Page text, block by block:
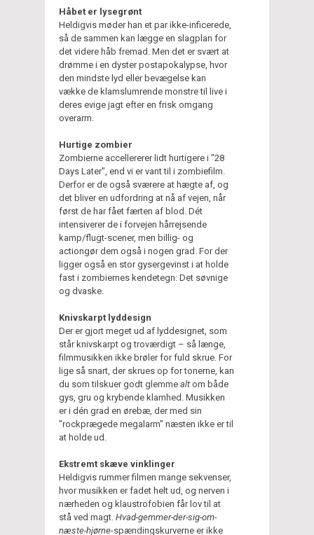
Håbet er lysegrønt
Heldigvis møder han et par ikke-inficerede,
så de sammen kan lægge en slagplan for
det videre håb fremad. Men det er svært at
drømme i en dyster postapokalypse, hvor
den mindste lyd eller bevægelse kan
vække de klamslumrende monstre til live i
deres evige jagt efter en frisk omgang
overarm.
Hurtige zombier
Zombierne accellererer lidt hurtigere i "28
Days Later", end vi er vant til i zombiefilm.
Derfor er de også sværere at hægte af, og
det bliver en udfordring at nå af vejen, når
først de har fået færten af blod. Dét
intensiverer de i forvejen hårrejsende
kamp/flugt-scener, men billig- og
actiongør dem også i nogen grad. For der
ligger også en stor gysergevinst i at holde
fast i zombiernes kendetegn: Det søvnige
og dvaske.
Knivskarpt lyddesign
Der er gjort meget ud af lyddesignet, som
står knivskarpt og troværdigt – så længe,
filmmusikken ikke brøler for fuld skrue. For
lige så snart, der skrues op for tonerne, kan
du som tilskuer godt glemme alt om både
gys, gru og krybende klamhed. Musikken
er i dén grad en ørebæ, der med sin
"rockprægede megalarm" næsten ikke er til
at holde ud.
Ekstremt skæve vinklinger
Heldigvis rummer filmen mange sekvenser,
hvor musikken er fadet helt ud, og nerven i
nærheden og klaustrofobien får lov til at
stå ved magt. Hvad-gemmer-der-sig-om-
næste-hjørne-spændingskurverne er ikke